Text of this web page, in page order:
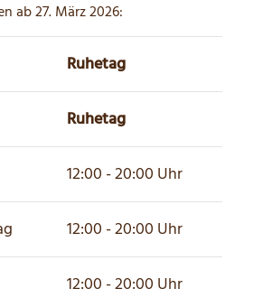
ab 27. März 2026:
Ruhetag
Ruhetag
12:00 - 20:00 Uhr
12:00 - 20:00 Uhr
12:00 - 20:00 Uhr